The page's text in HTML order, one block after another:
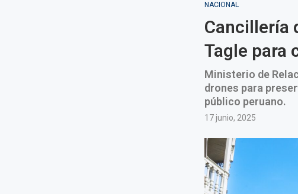
NACIONAL
Cancillería
Tagle para
Ministerio de
drones para
público peruano.
17 junio, 2025